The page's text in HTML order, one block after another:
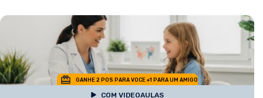
GANHE 2 POS PARA VOCE +1 PARA UM AMIGO
COM VIDEOAULAS